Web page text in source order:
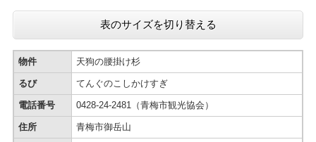
表のサイズを切り替える
物件 天狗の腰掛け杉
るび てんぐのこしかけすぎ
電話番号 0428-24-2481（青梅市観光協会）
住所 青梅市御岳山